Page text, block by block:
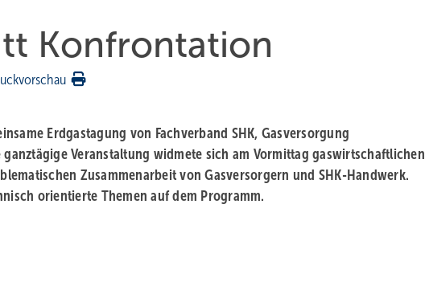
Konfrontation
Erdgastagung von Fachverband SHK, Gasversorgung
Veranstaltung widmete sich am Vormittag gaswirtschaftlichen
Zusammenarbeit von Gasversorgern und SHK-Handwerk.
orientierte Themen auf dem Programm.